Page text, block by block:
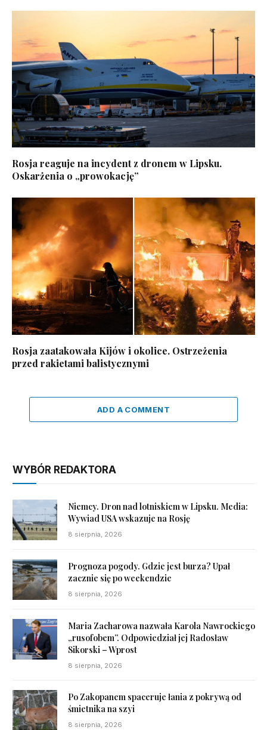
Rosja reaguje na incydent z dronem w Lipsku.
Oskarżenia o „prowokację”
Rosja zaatakowała Kijów i okolice. Ostrzeżenia
przed rakietami balistycznymi
ADD A COMMENT
WYBÓR REDAKTORA
Niemcy. Dron nad lotniskiem w Lipsku. Media:
Wywiad USA wskazuje na Rosję
8 sierpnia, 2026
Prognoza pogody. Gdzie jest burza? Upał
zacznie się po weekendzie
8 sierpnia, 2026
Maria Zacharowa nazwała Karola Nawrockiego
„rusofobem”. Odpowiedział jej Radosław
Sikorski – Wprost
8 sierpnia, 2026
Po Zakopanem spaceruje łania z pokrywą od
śmietnika na szyi
8 sierpnia, 2026